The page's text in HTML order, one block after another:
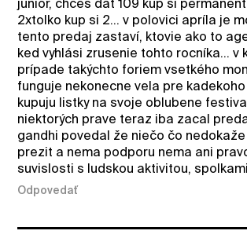
junior, chces dat 109 kup si
2xtolko kup si 2... v polovici apríla je
tento predaj zastaví, ktovie ako to
ked vyhlási zrusenie tohto rocníka... v
prípade takýchto foriem vsetkého
funguje nekonecne vela pre
kupuju listky na svoje oblubene
niektorých prave teraz iba zacal
gandhi povedal že niečo čo
prezit a nema podporu nema ani
suvislosti s ludskou aktivitou,
Odpovedať